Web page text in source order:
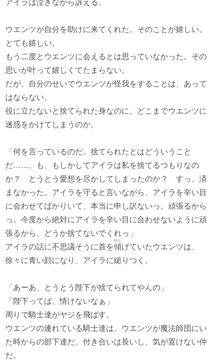
アイラは泣きながら訴える。
ウエンツが自分を助けに来てくれた。そのことが嬉しい。
とても嬉しい。
もう二度とウエンツに会えるとは思っていなかった。その
思いが叶って嬉しくてたまらない。
だが、自分のせいでウエンツが怪我をすることは、あって
はならない。
役に立たないと捨てられた身なのに、どこまでウエンツに
迷惑をかけてしまうのか。
「何を言っているのだ。捨てられたとはどういうこと
だ……。も、もしかしてアイラは私を捨てるつもりなの
か？ とうとう愛想を尽かしてしまったのか？ すっ、済
まなかった。アイラを守ると言いながら、アイラを辛い目
に会わせてばかりいて、本当に申し訳ないっ。頑張るから
っ。今度から絶対にアイラを辛い目に合わせないように頑
張るから、どうか捨てないでくれっ」
アイラの話に不思議そうに首を傾
かし
げていたウエンツは、
徐々に青い顔になり、アイラに縋りつく。
「あーあ、とうとう陛下が捨てられてやんの」
「陛下ってば、情けないなぁ」
周りで騎士達がヤジを飛ばす。
ウエンツの連れている騎士達は、ウエンツが魔法師団にい
た時からの部下達だ。付き合いは長いし、気が置けない仲
だ。